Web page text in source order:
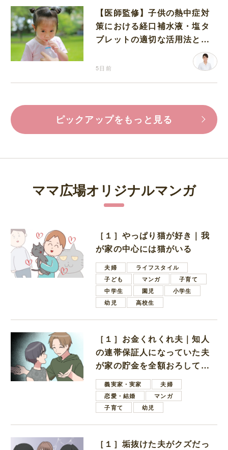
【医師監修】子供の熱中症対
策における経口補水液・塩タ
ブレットの適切な活用法と水
5日前
ピックアップをもっと見る
ママ広場オリジナルマンガ
［１］やっぱり猫が好き｜我
が家の中心には猫がいる
夫婦
ライフスタイル
子ども
マンガ
子育て
中学生
園児
小学生
幼児
高校生
［１］お金くれくれ夫｜知人
の連帯保証人になっていた夫
が家の貯金を全額おろしてほ
しいと言ってきた
義実家・実家
夫婦
恋愛・結婚
マンガ
子育て
幼児
［１］垢抜けた夫がクズだっ